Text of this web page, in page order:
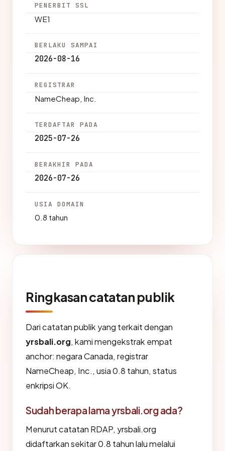
PENERBIT SSL
WE1
BERLAKU SAMPAI
2026-08-16
REGISTRAR
NameCheap, Inc.
TERDAFTAR PADA
2025-07-26
BERAKHIR PADA
2026-07-26
USIA DOMAIN
0.8 tahun
Ringkasan catatan publik
Dari catatan publik yang terkait dengan
yrsbali.org, kami mengekstrak empat
anchor: negara Canada, registrar
NameCheap, Inc., usia 0.8 tahun, status
enkripsi OK.
Sudah berapa lama yrsbali.org ada?
Menurut catatan RDAP, yrsbali.org
didaftarkan sekitar 0.8 tahun lalu melalui